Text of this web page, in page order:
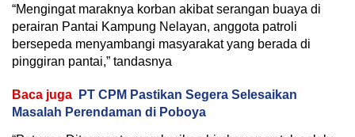
“Mengingat maraknya korban akibat serangan buaya di
perairan Pantai Kampung Nelayan, anggota patroli
bersepeda menyambangi masyarakat yang berada di
pinggiran pantai,” tandasnya
Baca juga
PT CPM Pastikan Segera Selesaikan
Masalah Perendaman di Poboya